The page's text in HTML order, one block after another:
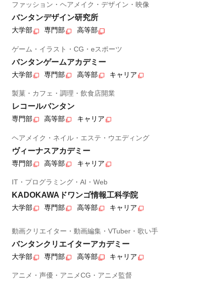
ファッション・ヘアメイク・デザイン・映像
バンタンデザイン研究所
大学部 専門部 高等部
ゲーム・イラスト・CG・eスポーツ
バンタンゲームアカデミー
大学部 専門部 高等部 キャリア
製菓・カフェ・調理・飲食店開業
レコールバンタン
専門部 高等部 キャリア
ヘアメイク・ネイル・エステ・ウエディング
ヴィーナスアカデミー
専門部 高等部 キャリア
IT・プログラミング・AI・Web
KADOKAWAドワンゴ情報工科学院
大学部 専門部 高等部 キャリア
動画クリエイター・動画編集・VTuber・歌い手
バンタンクリエイターアカデミー
大学部 専門部 高等部 キャリア
アニメ・声優・アニメCG・アニメ監督